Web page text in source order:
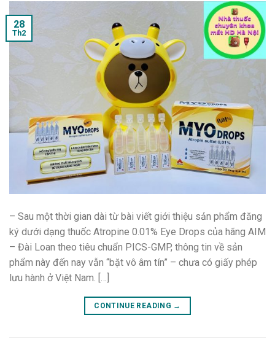
28
Th2
– Sau một thời gian dài từ bài viết giới thiệu sản phẩm đăng
ký dưới dạng thuốc Atropine 0.01% Eye Drops của hãng AIM
– Đài Loan theo tiêu chuẩn PICS-GMP, thông tin về sản
phẩm này đến nay vẫn “bặt vô âm tín” – chưa có giấy phép
lưu hành ở Việt Nam. […]
CONTINUE READING →